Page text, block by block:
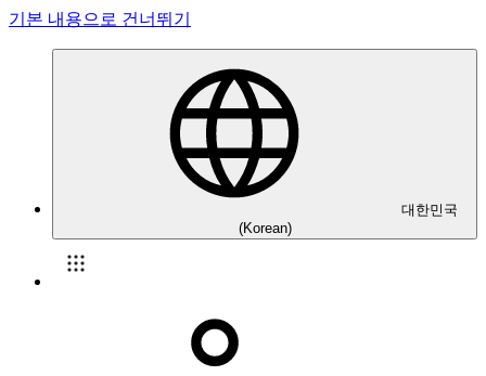
기본 내용으로 건너뛰기
대한민국
(Korean)